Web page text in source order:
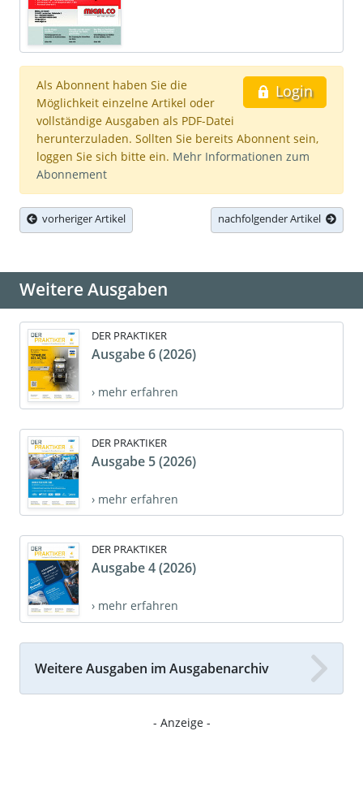
Login
Als Abonnent haben Sie die
Möglichkeit einzelne Artikel oder
vollständige Ausgaben als PDF-Datei
herunterzuladen. Sollten Sie bereits Abonnent sein,
loggen Sie sich bitte ein. Mehr Informationen zum
Abonnement
vorheriger Artikel nachfolgender Artikel
Weitere Ausgaben
DER PRAKTIKER
Ausgabe 6 (2026)
› mehr erfahren
DER PRAKTIKER
Ausgabe 5 (2026)
› mehr erfahren
DER PRAKTIKER
Ausgabe 4 (2026)
› mehr erfahren
Weitere Ausgaben im Ausgabenarchiv
- Anzeige -